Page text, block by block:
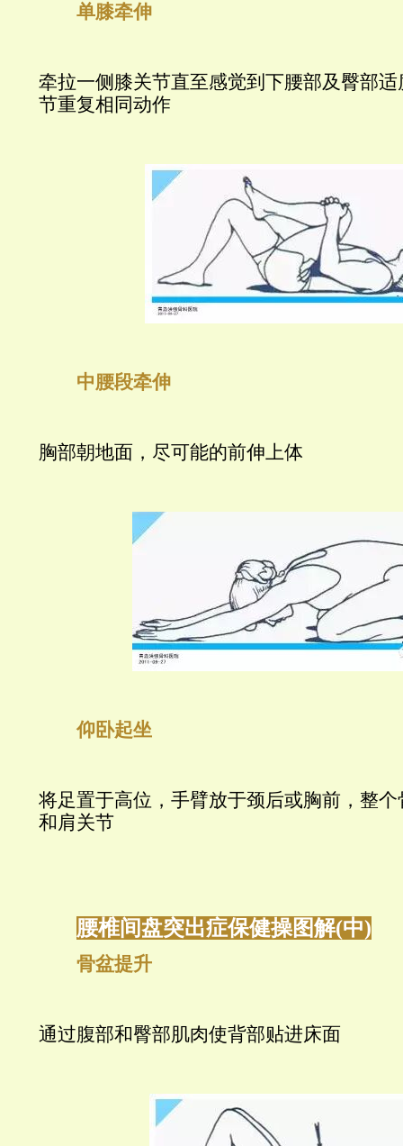
单膝牵伸
牵拉一侧膝关节直至感觉到下腰部及臀部
节重复相同动作
中腰段牵伸
胸部朝地面，尽可能的前伸上体
仰卧起坐
将足置于高位，手臂放于颈后或胸前，整
和肩关节
腰椎间盘突出症保健操图解(中)
骨盆提升
通过腹部和臀部肌肉使背部贴进床面